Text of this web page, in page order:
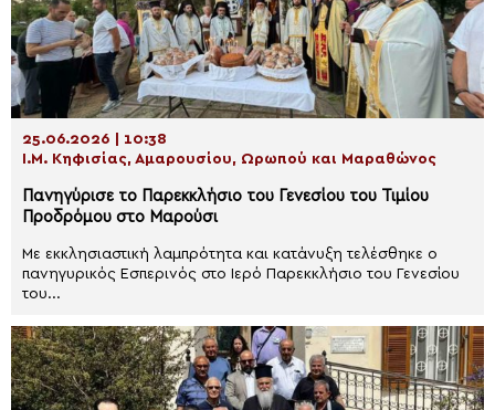
25.06.2026 | 10:38
Ι.Μ. Κηφισίας, Αμαρουσίου, Ωρωπού και Μαραθώνος
Πανηγύρισε το Παρεκκλήσιο του Γενεσίου του Τιμίου
Προδρόμου στο Μαρούσι
Με εκκλησιαστική λαμπρότητα και κατάνυξη τελέσθηκε ο
πανηγυρικός Εσπερινός στο Ιερό Παρεκκλήσιο του Γενεσίου
του...